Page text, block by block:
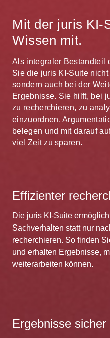
Aktualisierungen sehen
Ihrem persönlichen
werden Sie über
zusätzlich per E-Mail
schneller aktuell.
Hauck/Noftz/Oppermann
juris finden Sie in jedem
Lösung.
Mit der juris KI-
Wissen mit.
Als integraler Bestandteil
Sie die juris KI-Suite
sondern auch bei der
Ergebnisse. Sie hilft, bei
zu recherchieren, zu
einzuordnen,
belegen und mit darauf
viel Zeit zu sparen.
Effizienter
Die juris KI-Suite
Sachverhalten statt nur
recherchieren. So finden
und erhalten Ergebnisse,
weiterarbeiten können.
Ergebnisse sicher